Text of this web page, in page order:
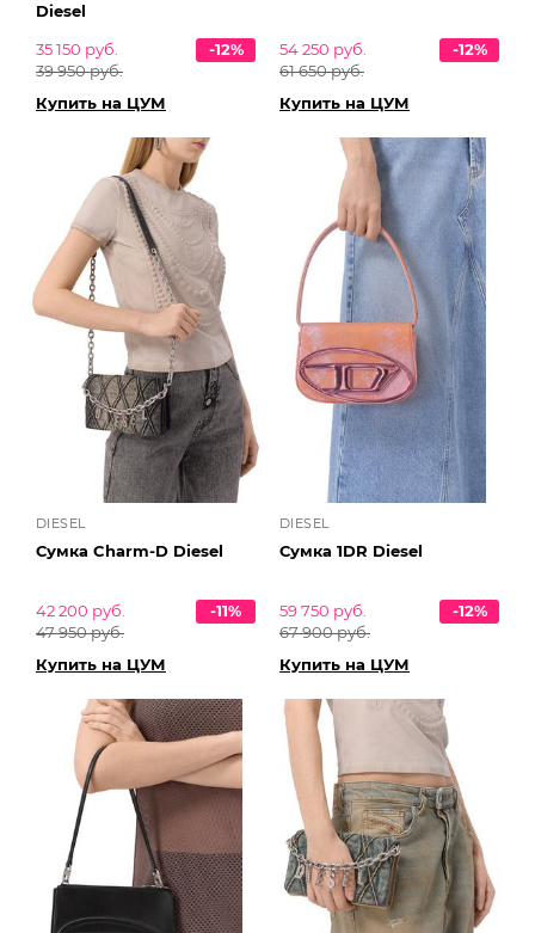
Diesel
35 150 руб.
39 950 руб.
-12%
Купить на ЦУМ
54 250 руб.
61 650 руб.
-12%
Купить на ЦУМ
DIESEL
Сумка Charm-D Diesel
42 200 руб.
47 950 руб.
-11%
Купить на ЦУМ
DIESEL
Сумка 1DR Diesel
59 750 руб.
67 900 руб.
-12%
Купить на ЦУМ